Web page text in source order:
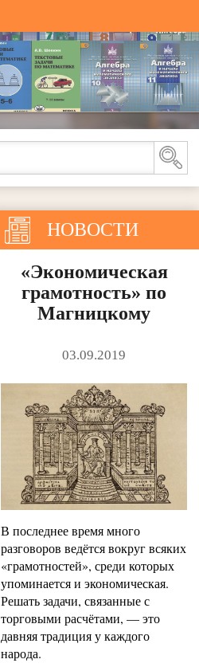
НОВОСТИ
«Экономическая
грамотность» по
Магницкому
03.09.2019
В последнее время много
разговоров ведётся вокруг всяких
«грамотностей», среди которых
упоминается и экономическая.
Решать задачи, связанные с
торговыми расчётами, — это
давняя традиция у каждого
народа.